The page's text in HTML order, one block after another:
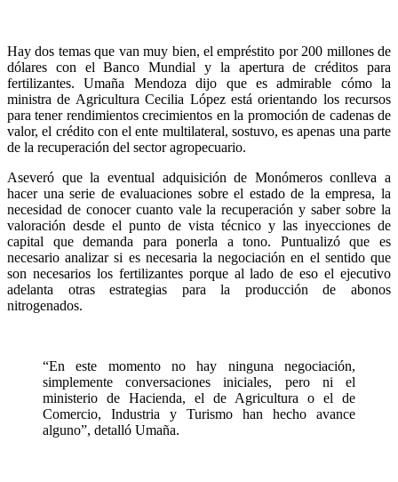
Hay dos temas que van muy bien, el empréstito por 200 millones de
dólares con el Banco Mundial y la apertura de créditos para
fertilizantes. Umaña Mendoza dijo que es admirable cómo la
ministra de Agricultura Cecilia López está orientando los recursos
para tener rendimientos crecimientos en la promoción de cadenas de
valor, el crédito con el ente multilateral, sostuvo, es apenas una parte
de la recuperación del sector agropecuario.
Aseveró que la eventual adquisición de Monómeros conlleva a
hacer una serie de evaluaciones sobre el estado de la empresa, la
necesidad de conocer cuanto vale la recuperación y saber sobre la
valoración desde el punto de vista técnico y las inyecciones de
capital que demanda para ponerla a tono. Puntualizó que es
necesario analizar si es necesaria la negociación en el sentido que
son necesarios los fertilizantes porque al lado de eso el ejecutivo
adelanta otras estrategias para la producción de abonos
nitrogenados.
“En este momento no hay ninguna negociación,
simplemente conversaciones iniciales, pero ni el
ministerio de Hacienda, el de Agricultura o el de
Comercio, Industria y Turismo han hecho avance
alguno”, detalló Umaña.